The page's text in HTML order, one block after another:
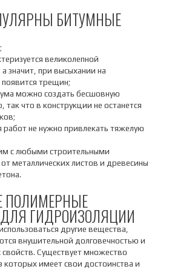
БИТУМНЫЕ
великолепной
значит, при высыхании на
появится трещин;
можно создать бесшовную
что в конструкции не останется
работ не нужно привлекать тяжелую
с любыми строительными
металлических листов и древесины
ПОЛИМЕРНЫЕ
ГИДРОИЗОЛЯЦИИ
другие вещества,
внушительной долговечностью и
Существует множество
имеет свои достоинства и